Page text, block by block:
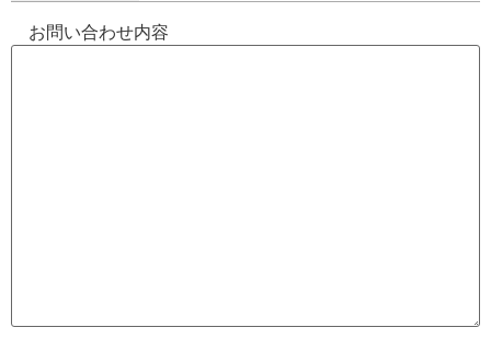
お問い合わせ内容